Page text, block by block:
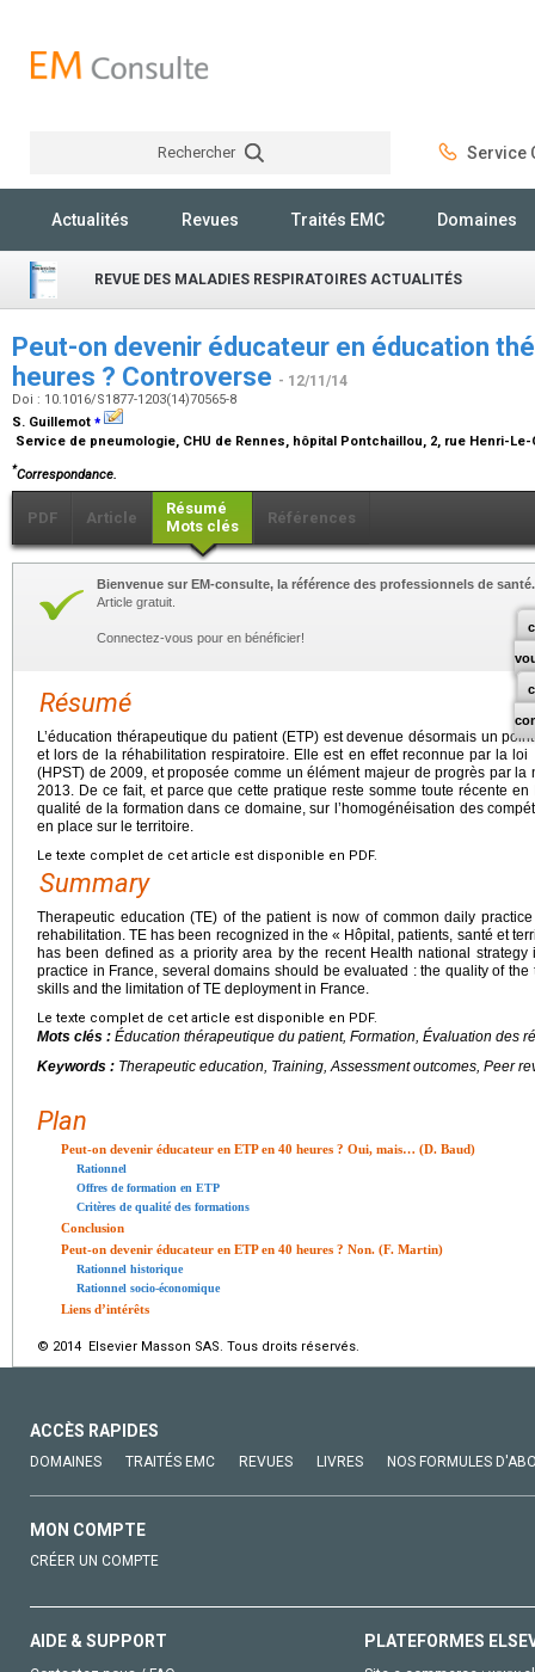
Rechercher Service
Actualités Revues Traités EMC Domaines
REVUE DES MALADIES RESPIRATOIRES ACTUALITÉS
Peut-on devenir éducateur en éducation
heures ? Controverse - 12/11/14
Doi : 10.1016/S1877-1203(14)70565-8
S. Guillemot ⁎
Service de pneumologie, CHU de Rennes, hôpital Pontchaillou, 2, rue Henri-
*Correspondance.
PDF Article
Résumé
Mots clés
Références
Bienvenue sur EM-consulte, la référence des professionnels de santé.
Article gratuit.
Connectez-vous pour en bénéficier!
Résumé
L’éducation thérapeutique du patient (ETP) est devenue désormais un
et lors de la réhabilitation respiratoire. Elle est en effet reconnue par la
(HPST) de 2009, et proposée comme un élément majeur de progrès par
2013. De ce fait, et parce que cette pratique reste somme toute récente
qualité de la formation dans ce domaine, sur l’homogénéisation des
en place sur le territoire.
Le texte complet de cet article est disponible en PDF.
Summary
Therapeutic education (TE) of the patient is now of common daily
rehabilitation. TE has been recognized in the « Hôpital, patients, santé et
has been defined as a priority area by the recent Health national
practice in France, several domains should be evaluated : the quality of
skills and the limitation of TE deployment in France.
Le texte complet de cet article est disponible en PDF.
Mots clés : Éducation thérapeutique du patient, Formation, Évaluation des
Keywords : Therapeutic education, Training, Assessment outcomes, Peer
Plan
Peut-on devenir éducateur en ETP en 40 heures ? Oui, mais… (D. Baud)
Rationnel
Offres de formation en ETP
Critères de qualité des formations
Conclusion
Peut-on devenir éducateur en ETP en 40 heures ? Non. (F. Martin)
Rationnel historique
Rationnel socio-économique
Liens d’intérêts
© 2014 Elsevier Masson SAS. Tous droits réservés.
ACCÈS RAPIDES
DOMAINES TRAITÉS EMC REVUES LIVRES NOS FORMULES
MON COMPTE
CRÉER UN COMPTE
AIDE & SUPPORT PLATEFORMES